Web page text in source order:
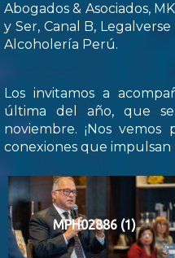
Abogados & Asociados,
y Ser, Canal B,
Alcoholería Perú.
Los invitamos a
última del año, que
noviembre. ¡Nos
conexiones que impulsan
MPH02886 (1)